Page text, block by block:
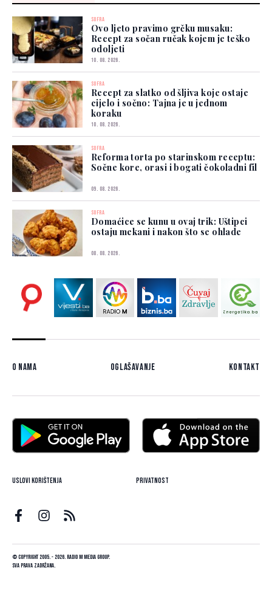
SOFRA
Ovo ljeto pravimo grčku musaku:
Recept za sočan ručak kojem je teško
odoljeti
10. 08. 2026.
SOFRA
Recept za slatko od šljiva koje ostaje
cijelo i sočno: Tajna je u jednom
koraku
10. 08. 2026.
SOFRA
Reforma torta po starinskom receptu:
Sočne kore, orasi i bogati čokoladni fil
09. 08. 2026.
SOFRA
Domaćice se kunu u ovaj trik: Uštipci
ostaju mekani i nakon što se ohlade
08. 08. 2026.
O nama Oglašavanje Kontakt
Uslovi korištenja Privatnost
© Copyright 2005. - 2026. Radio M Media Group.
Sva prava zadržana.